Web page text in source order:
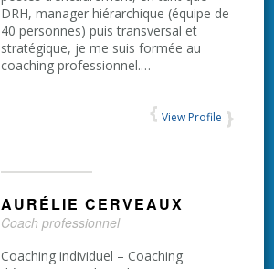
DRH, manager hiérarchique (équipe de
40 personnes) puis transversal et
stratégique, je me suis formée au
coaching professionnel.…
View Profile
AURÉLIE CERVEAUX
Coach professionnel
Coaching individuel – Coaching